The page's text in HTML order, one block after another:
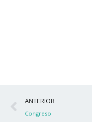
Ant
ANTERIOR
Congreso